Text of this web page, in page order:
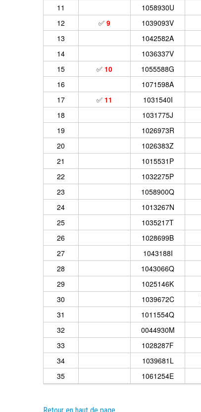
11
1058930U
12
✅ 9 1039093V
13
1042582A
14
1036337V
15
✅ 10 1055588G
16
1071598A
17
✅ 11 1031540I
18
1031775J
19
1026973R
20
1026383Z
21
1015531P
22
1032275P
23
1058900Q
24
1013267N
25
1035217T
26
1028699B
27
1043188I
28
1043066Q
29
1025146K
30
1039672C
31
1011554Q
32
0044930M
33
1028287F
34
1039681L
35
1061254E